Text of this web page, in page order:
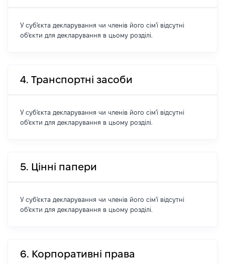
У суб'єкта декларування чи членів його сім'ї відсутні
об'єкти для декларування в цьому розділі.
4. Транспортні засоби
У суб'єкта декларування чи членів його сім'ї відсутні
об'єкти для декларування в цьому розділі.
5. Цінні папери
У суб'єкта декларування чи членів його сім'ї відсутні
об'єкти для декларування в цьому розділі.
6. Корпоративні права